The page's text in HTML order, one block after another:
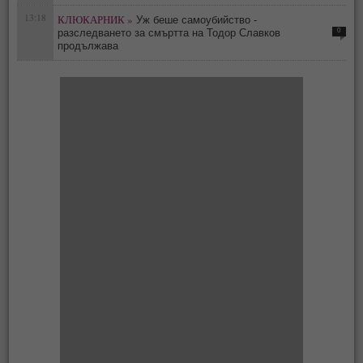
13:18 КЛЮКАРНИК » Уж беше самоубийство -
разследването за смъртта на Тодор Славков
продължава
0